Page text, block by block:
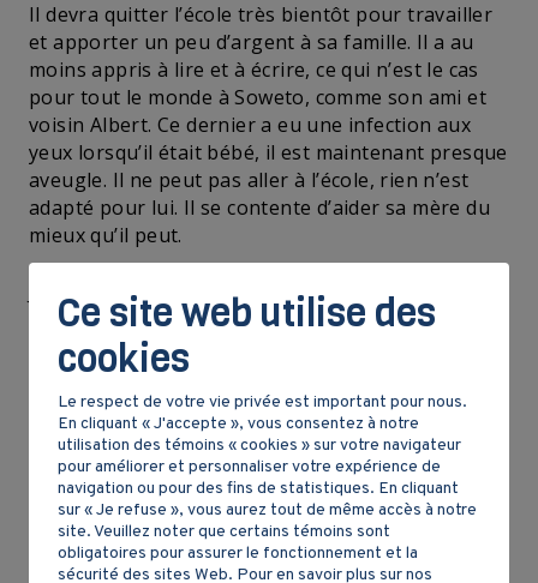
Il devra quitter l’école très bientôt pour travailler
et apporter un peu d’argent à sa famille. Il a au
moins appris à lire et à écrire, ce qui n’est le cas
pour tout le monde à Soweto, comme son ami et
voisin Albert. Ce dernier a eu une infection aux
yeux lorsqu’il était bébé, il est maintenant presque
aveugle. Il ne peut pas aller à l’école, rien n’est
adapté pour lui. Il se contente d’aider sa mère du
mieux qu’il peut.
Jacob, le blanc, a eu la même maladie qu’Albert,
sauf qu’il a pu être soigné rapidement et ne garde
aucune séquelle de cette maladie. Tout
simplement parce qu’il a pu avoir une aide
médicale rapide et que ses parents pouvaient
payer. Son école ressemble beaucoup à celle de
n’importe quel jeune Québécois. Il ne sera pas
obligé d’arrêter d’étudier pour aider sa famille et il
pourra faire les études qu’il veut à l’université.
Comment cette injustice est-elle possible?
Ce site web utilise des
cookies
Le respect de votre vie privée est important pour nous.
En cliquant « J'accepte », vous consentez à notre
utilisation des témoins « cookies » sur votre navigateur
pour améliorer et personnaliser votre expérience de
navigation ou pour des fins de statistiques. En cliquant
sur « Je refuse », vous aurez tout de même accès à notre
site. Veuillez noter que certains témoins sont
obligatoires pour assurer le fonctionnement et la
sécurité des sites Web. Pour en savoir plus sur nos